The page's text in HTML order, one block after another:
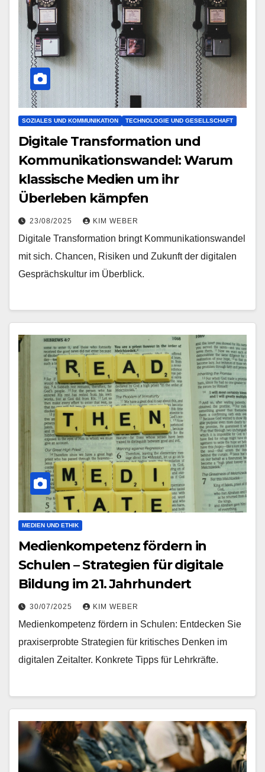
SOZIALES UND KOMMUNIKATION TECHNOLOGIE UND GESELLSCHAFT
Digitale Transformation und
Kommunikationswandel: Warum
klassische Medien um ihr
Überleben kämpfen
23/08/2025 KIM WEBER
Digitale Transformation bringt Kommunikationswandel
mit sich. Chancen, Risiken und Zukunft der digitalen
Gesprächskultur im Überblick.
MEDIEN UND ETHIK
Medienkompetenz fördern in
Schulen – Strategien für digitale
Bildung im 21. Jahrhundert
30/07/2025 KIM WEBER
Medienkompetenz fördern in Schulen: Entdecken Sie
praxiserprobte Strategien für kritisches Denken im
digitalen Zeitalter. Konkrete Tipps für Lehrkräfte.